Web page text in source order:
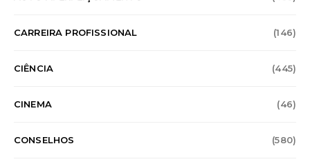
CARREIRA PROFISSIONAL (146)
CIÊNCIA (445)
CINEMA (46)
CONSELHOS (580)